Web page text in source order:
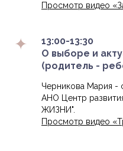
Просмотр видео
13:00-13:30
О выборе и
(родитель -
Черникова Мария -
АНО Центр
ЖИЗНИ".
Просмотр видео